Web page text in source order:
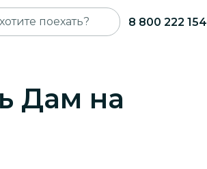
8 800 222
Дам на